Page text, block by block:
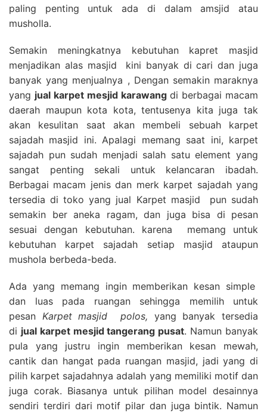
paling penting untuk ada di dalam amsjid atau
musholla.
Semakin meningkatnya kebutuhan kapret masjid
menjadikan alas masjid kini banyak di cari dan juga
banyak yang menjualnya , Dengan semakin maraknya
yang jual karpet mesjid karawang di berbagai macam
daerah maupun kota kota, tentusenya kita juga tak
akan kesulitan saat akan membeli sebuah karpet
sajadah masjid ini. Apalagi memang saat ini, karpet
sajadah pun sudah menjadi salah satu element yang
sangat penting sekali untuk kelancaran ibadah.
Berbagai macam jenis dan merk karpet sajadah yang
tersedia di toko yang jual Karpet masjid pun sudah
semakin ber aneka ragam, dan juga bisa di pesan
sesuai dengan kebutuhan. karena memang untuk
kebutuhan karpet sajadah setiap masjid ataupun
mushola berbeda-beda.
Ada yang memang ingin memberikan kesan simple
dan luas pada ruangan sehingga memilih untuk
pesan Karpet masjid polos, yang banyak tersedia
di jual karpet mesjid tangerang pusat. Namun banyak
pula yang justru ingin memberikan kesan mewah,
cantik dan hangat pada ruangan masjid, jadi yang di
pilih karpet sajadahnya adalah yang memiliki motif dan
juga corak. Biasanya untuk pilihan model desainnya
sendiri terdiri dari motif pilar dan juga bintik. Namun